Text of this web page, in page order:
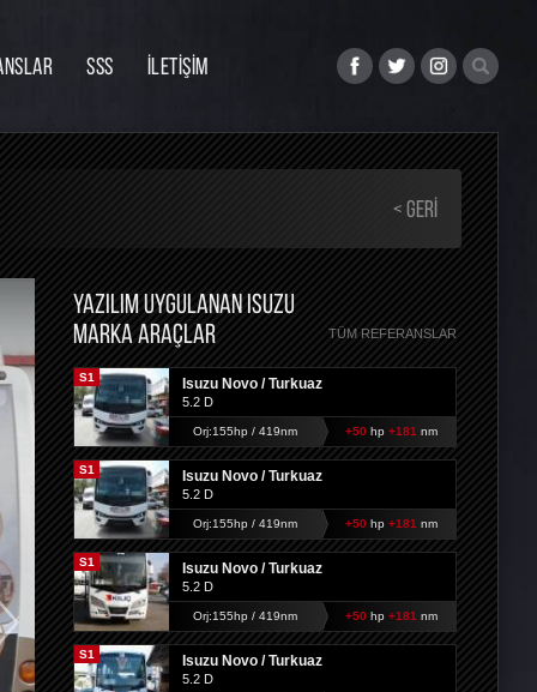
SSS İLETİŞİM
< GERI
YAZILIM UYGULANAN ISUZU
MARKA ARAÇLAR
TÜM REFERANSLAR
S1 Isuzu Novo / Turkuaz
5.2 D
Orj:155hp / 419nm +50 hp +181 nm
S1 Isuzu Novo / Turkuaz
5.2 D
Orj:155hp / 419nm +50 hp +181 nm
S1 Isuzu Novo / Turkuaz
5.2 D
Orj:155hp / 419nm +50 hp +181 nm
S1 Isuzu Novo / Turkuaz
5.2 D